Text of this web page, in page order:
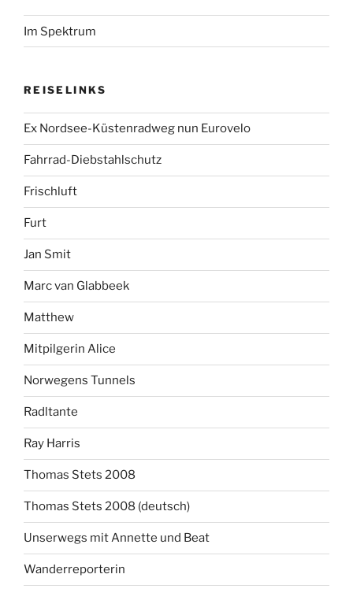
Im Spektrum
REISELINKS
Ex Nordsee-Küstenradweg nun Eurovelo
Fahrrad-Diebstahlschutz
Frischluft
Furt
Jan Smit
Marc van Glabbeek
Matthew
Mitpilgerin Alice
Norwegens Tunnels
Radltante
Ray Harris
Thomas Stets 2008
Thomas Stets 2008 (deutsch)
Unserwegs mit Annette und Beat
Wanderreporterin